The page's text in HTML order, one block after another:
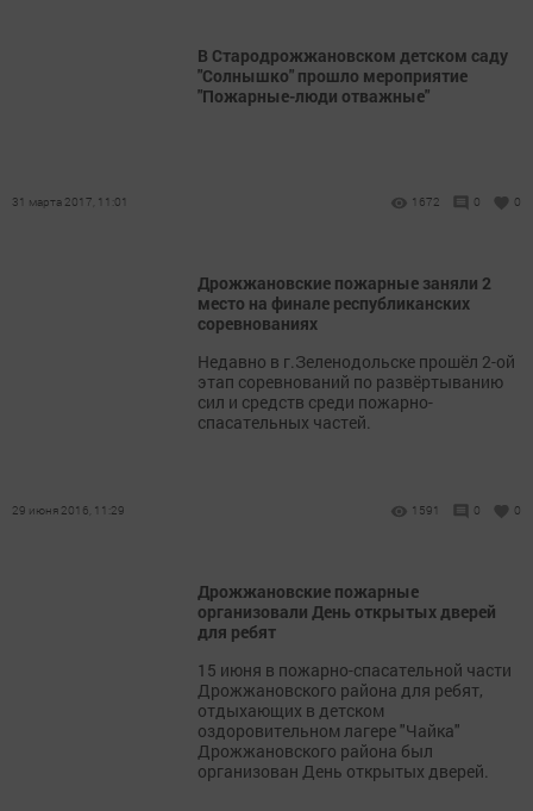
В Стародрожжановском детском саду
"Солнышко" прошло мероприятие
"Пожарные-люди отважные"
31 марта 2017, 11:01 1672 0 0
Дрожжановские пожарные заняли 2
место на финале республиканских
соревнованиях
Недавно в г.Зеленодольске прошёл 2-ой
этап соревнований по развёртыванию
сил и средств среди пожарно-
спасательных частей.
29 июня 2016, 11:29 1591 0 0
Дрожжановские пожарные
организовали День открытых дверей
для ребят
15 июня в пожарно-спасательной части
Дрожжановского района для ребят,
отдыхающих в детском
оздоровительном лагере "Чайка"
Дрожжановского района был
организован День открытых дверей.